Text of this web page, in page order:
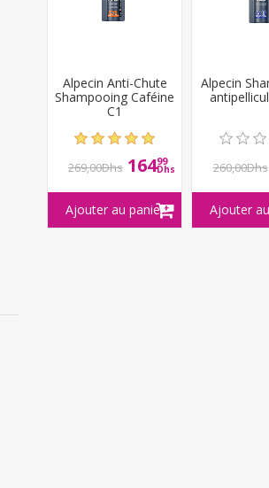
Alpecin Anti-Chute
Shampooing Caféine
C1
269,00Dhs 16499
Dhs
Alpecin
260,00Dhs